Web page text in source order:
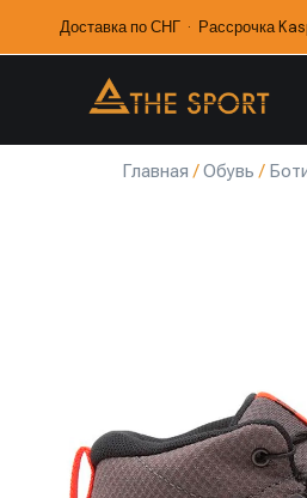
Доставка по СНГ · Рассрочка
Главная /Обувь /